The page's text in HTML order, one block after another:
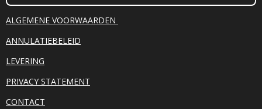
ALGEMENE VOORWAARDEN
ANNULATIEBELEID
LEVERING
PRIVACY STATEMENT
CONTACT